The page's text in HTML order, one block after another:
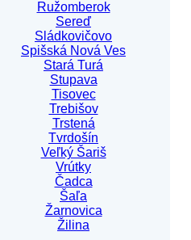
Ružomberok
Sereď
Sládkovičovo
Spišská Nová Ves
Stará Turá
Stupava
Tisovec
Trebišov
Trstená
Tvrdošín
Veľký Šariš
Vrútky
Čadca
Šaľa
Žarnovica
Žilina